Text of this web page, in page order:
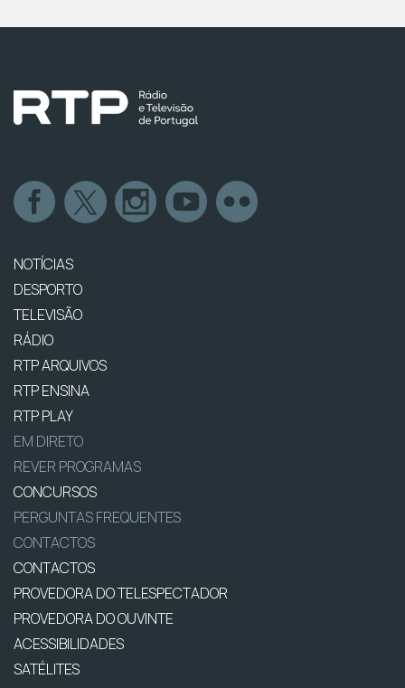
NOTÍCIAS
DESPORTO
TELEVISÃO
RÁDIO
RTP ARQUIVOS
RTP ENSINA
RTP PLAY
EM DIRETO
REVER PROGRAMAS
CONCURSOS
PERGUNTAS FREQUENTES
CONTACTOS
CONTACTOS
PROVEDORA DO TELESPECTADOR
PROVEDORA DO OUVINTE
ACESSIBILIDADES
SATÉLITES